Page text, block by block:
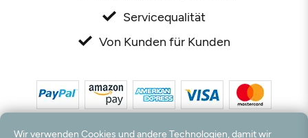
Servicequalität
Von Kunden für Kunden
Wir verwenden Cookies und andere Technologien, damit wir